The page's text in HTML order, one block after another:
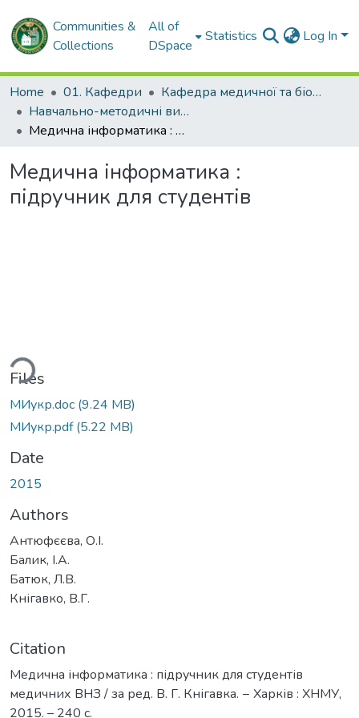
Communities &
Collections
All of
DSpace
Statistics Log In
Home 01. Кафедри
Кафедра медичної та біологічної фізики і медичної інформатики
Навчально-методичні видання. Кафедра медичної та біологічної фізики і медичної інформатики
Медична інформатика : підручник для студентів
Медична інформатика :
підручник для студентів
Files
МИукр.doc (9.24 MB)
МИукр.pdf(5.22 MB)
Date
2015
Authors
Антюфєєва, О.І.
Балик, І.А.
Батюк, Л.В.
Кнігавко, В.Г.
Citation
Медична інформатика : підручник для студентів
медичних ВНЗ / за ред. В. Г. Кнігавка. − Харків : ХНМУ,
2015. – 240 с.